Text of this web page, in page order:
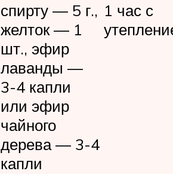
спирту — 5 г.,
желток — 1
шт., эфир
лаванды —
3-4 капли
или эфир
чайного
дерева — 3-4
капли
1 час с